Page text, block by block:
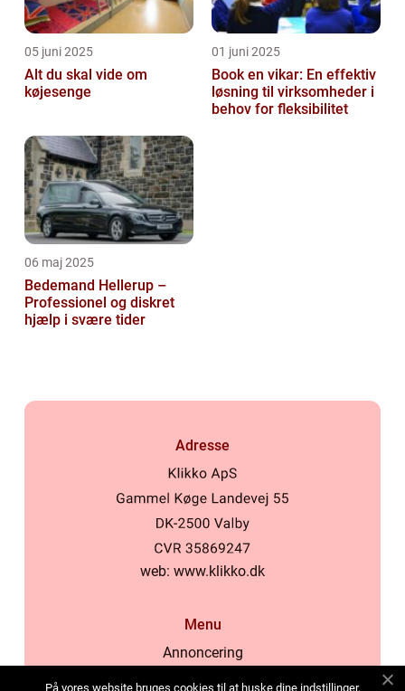
05 juni 2025
Alt du skal vide om
køjesenge
01 juni 2025
Book en vikar: En effektiv
løsning til virksomheder i
behov for fleksibilitet
06 maj 2025
Bedemand Hellerup –
Professionel og diskret
hjælp i svære tider
Adresse
web: www.klikko.dk
Menu
Annoncering
På vores website bruges cookies til at huske dine indstillinger,